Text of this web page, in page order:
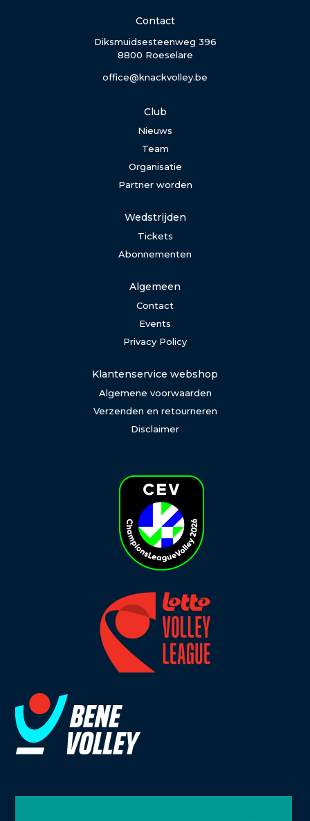
Contact
Diksmuidsesteenweg 396
8800 Roeselare
office@knackvolley.be
Club
Nieuws
Team
Organisatie
Partner worden
Wedstrijden
Tickets
Abonnementen
Algemeen
Contact
Events
Privacy Policy
Klantenservice webshop
Algemene voorwaarden
Verzenden en retourneren
Disclaimer